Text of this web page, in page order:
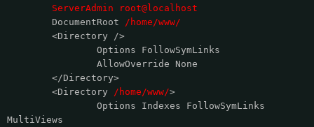
ServerAdmin root@localhost
DocumentRoot
/home/www/
<Directory />
Options FollowSymLinks
AllowOverride None
</Directory>
<Directory
/home/www/>
Options Indexes FollowSymLinks
MultiViews